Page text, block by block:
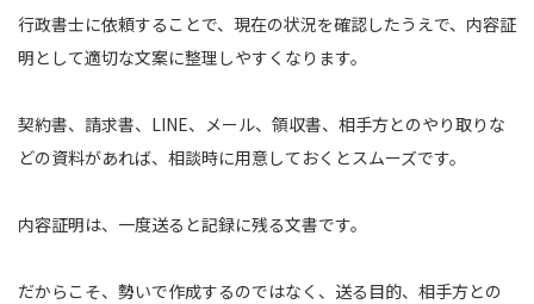
行政書士に依頼することで、現在の状況を確認したうえで、内容証
明として適切な文案に整理しやすくなります。
契約書、請求書、LINE、メール、領収書、相手方とのやり取りな
どの資料があれば、相談時に用意しておくとスムーズです。
内容証明は、一度送ると記録に残る文書です。
だからこそ、勢いで作成するのではなく、送る目的、相手方との